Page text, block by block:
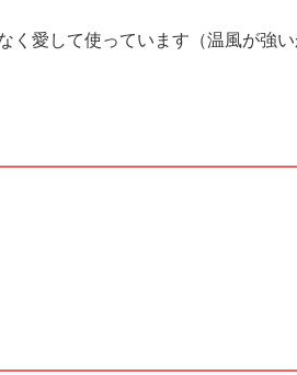
く愛して使っています（温風が強